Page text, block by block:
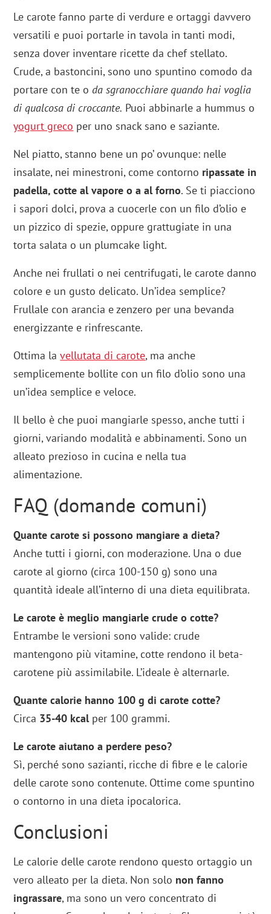
Le carote fanno parte di verdure e ortaggi davvero
versatili e puoi portarle in tavola in tanti modi,
senza dover inventare ricette da chef stellato.
Crude, a bastoncini, sono uno spuntino comodo da
portare con te o da sgranocchiare quando hai voglia
di qualcosa di croccante. Puoi abbinarle a hummus o
yogurt greco per uno snack sano e saziante.
Nel piatto, stanno bene un po’ ovunque: nelle
insalate, nei minestroni, come contorno ripassate in
padella, cotte al vapore o a al forno. Se ti piacciono
i sapori dolci, prova a cuocerle con un filo d’olio e
un pizzico di spezie, oppure grattugiate in una
torta salata o un plumcake light.
Anche nei frullati o nei centrifugati, le carote danno
colore e un gusto delicato. Un’idea semplice?
Frullale con arancia e zenzero per una bevanda
energizzante e rinfrescante.
Ottima lavellutata di carote, ma anche
semplicemente bollite con un filo d’olio sono una
un’idea semplice e veloce.
Il bello è che puoi mangiarle spesso, anche tutti i
giorni, variando modalità e abbinamenti. Sono un
alleato prezioso in cucina e nella tua
alimentazione.
FAQ (domande comuni)
Quante carote si possono mangiare a dieta?
Anche tutti i giorni, con moderazione. Una o due
carote al giorno (circa 100-150 g) sono una
quantità ideale all’interno di una dieta equilibrata.
Le carote è meglio mangiarle crude o cotte?
Entrambe le versioni sono valide: crude
mantengono più vitamine, cotte rendono il beta-
carotene più assimilabile. L’ideale è alternarle.
Quante calorie hanno 100 g di carote cotte?
Circa 35-40 kcalper 100 grammi.
Le carote aiutano a perdere peso?
Sì, perché sono sazianti, ricche di fibre e le calorie
delle carote sono contenute. Ottime come spuntino
o contorno in una dieta ipocalorica.
Conclusioni
Le calorie delle carote rendono questo ortaggio un
vero alleato per la dieta. Non solo non fanno
ingrassare, ma sono un vero concentrato di